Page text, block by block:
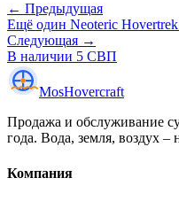
← Предыдущая
Ещё один Neoteric
Следующая →
В наличии 5 СВП
MosHovercraft
Продажа и обслуживание
года. Вода, земля, воздух –
Компания